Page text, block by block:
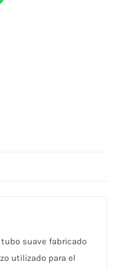
suave fabricado
utilizado para el